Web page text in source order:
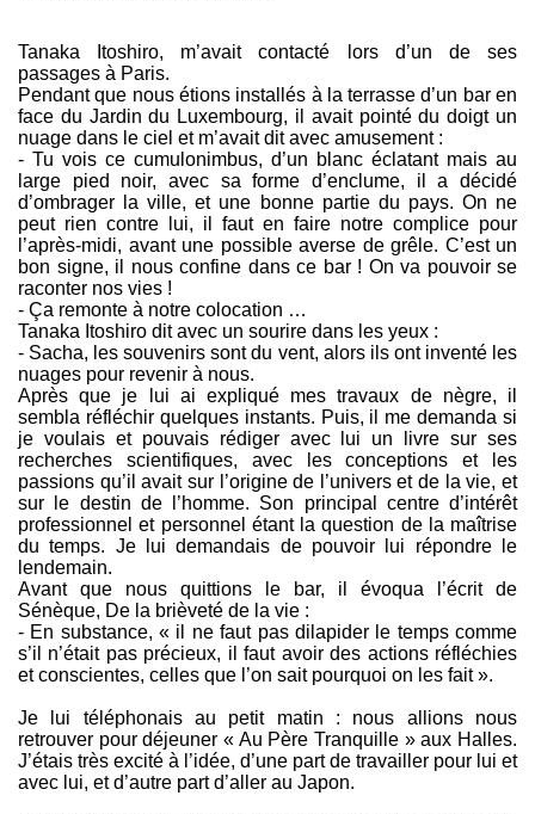
Tanaka Itoshiro, m’avait contacté lors d’un de ses
passages à Paris.
Pendant que nous étions installés à la terrasse d’un bar en
face du Jardin du Luxembourg, il avait pointé du doigt un
nuage dans le ciel et m’avait dit avec amusement :
- Tu vois ce cumulonimbus, d’un blanc éclatant mais au
large pied noir, avec sa forme d’enclume, il a décidé
d’ombrager la ville, et une bonne partie du pays. On ne
peut rien contre lui, il faut en faire notre complice pour
l’après-midi, avant une possible averse de grêle. C’est un
bon signe, il nous confine dans ce bar ! On va pouvoir se
raconter nos vies !
- Ça remonte à notre colocation …
Tanaka Itoshiro dit avec un sourire dans les yeux :
- Sacha, les souvenirs sont du vent, alors ils ont inventé les
nuages pour revenir à nous.
Après que je lui ai expliqué mes travaux de nègre, il
sembla réfléchir quelques instants. Puis, il me demanda si
je voulais et pouvais rédiger avec lui un livre sur ses
recherches scientifiques, avec les conceptions et les
passions qu’il avait sur l’origine de l’univers et de la vie, et
sur le destin de l’homme. Son principal centre d’intérêt
professionnel et personnel étant la question de la maîtrise
du temps. Je lui demandais de pouvoir lui répondre le
lendemain.
Avant que nous quittions le bar, il évoqua l’écrit de
Sénèque, De la brièveté de la vie :
- En substance, « il ne faut pas dilapider le temps comme
s’il n’était pas précieux, il faut avoir des actions réfléchies
et conscientes, celles que l’on sait pourquoi on les fait ».
Je lui téléphonais au petit matin : nous allions nous
retrouver pour déjeuner « Au Père Tranquille » aux Halles.
J’étais très excité à l’idée, d’une part de travailler pour lui et
avec lui, et d’autre part d’aller au Japon.